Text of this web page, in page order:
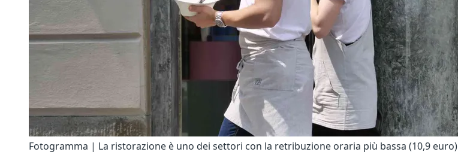
Fotogramma | La ristorazione è uno dei settori con la retribuzione oraria più bassa (10,9 euro)